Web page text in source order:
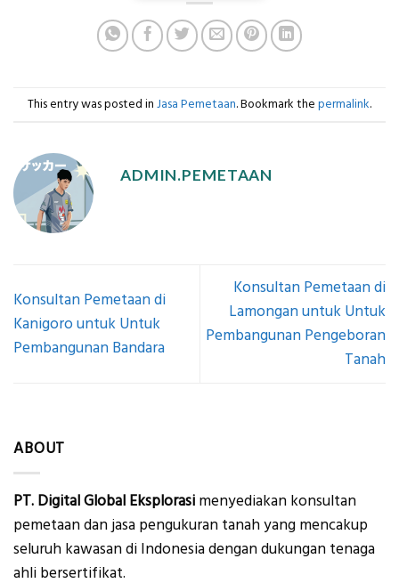
This entry was posted in Jasa Pemetaan. Bookmark the permalink.
ADMIN.PEMETAAN
Konsultan Pemetaan di
Kanigoro untuk Untuk
Pembangunan Bandara
Konsultan Pemetaan di
Lamongan untuk Untuk
Pembangunan Pengeboran
Tanah
ABOUT
PT. Digital Global Eksplorasi menyediakan konsultan
pemetaan dan jasa pengukuran tanah yang mencakup
seluruh kawasan di Indonesia dengan dukungan tenaga
ahli bersertifikat.